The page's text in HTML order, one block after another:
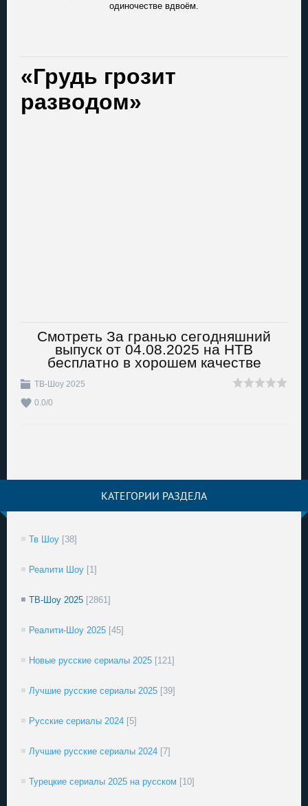
одиночестве вдвоём.
Смотреть За гранью сегодняшний
выпуск от 04.08.2025 на НТВ
бесплатно в хорошем качестве
ТВ-Шоу 2025
0.0/0
КАТЕГОРИИ РАЗДЕЛА
Тв Шоу [38]
Реалити Шоу [1]
ТВ-Шоу 2025 [2861]
Реалити-Шоу 2025 [45]
Новые русские сериалы 2025 [121]
Лучшие русские сериалы 2025 [39]
Русские сериалы 2024 [5]
Лучшие русские сериалы 2024 [7]
Турецкие сериалы 2025 на русском [10]